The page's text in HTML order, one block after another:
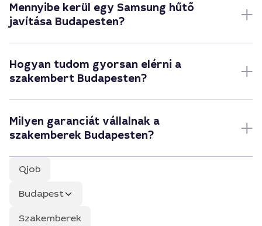
Mennyibe kerül egy Samsung hűtő
javítása Budapesten?
Hogyan tudom gyorsan elérni a
szakembert Budapesten?
Milyen garanciát vállalnak a
szakemberek Budapesten?
Qjob
Budapest
Szakemberek